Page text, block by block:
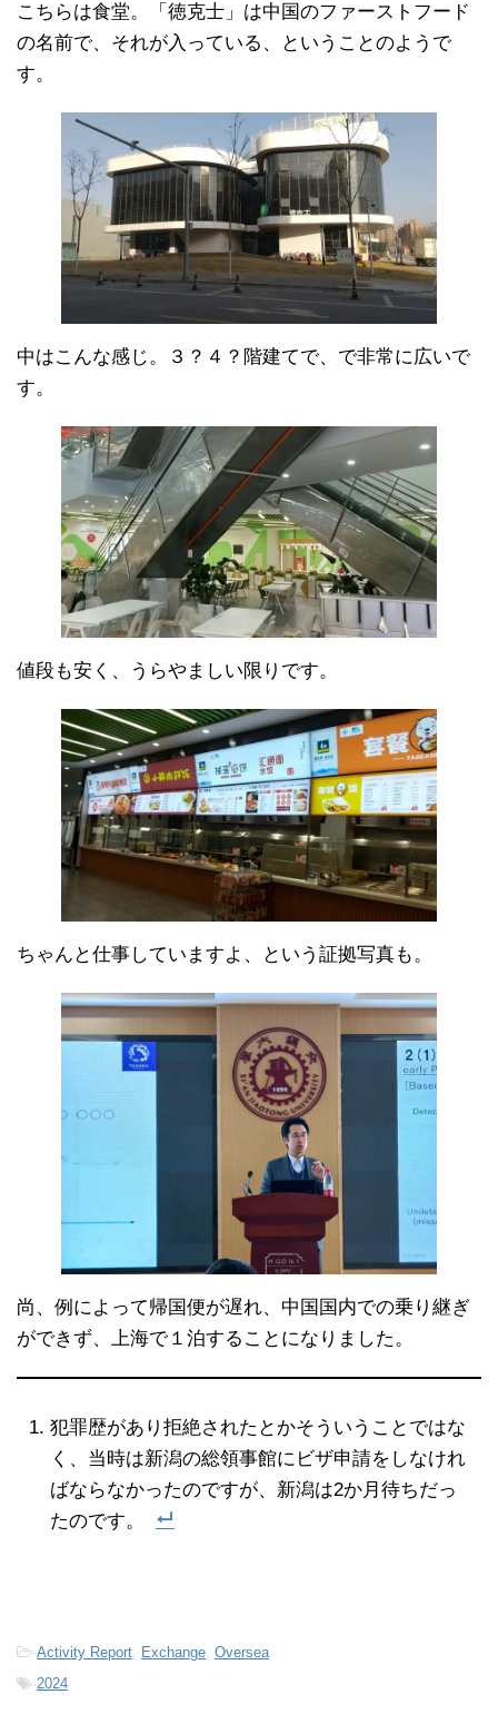
こちらは食堂。「徳克士」は中国のファーストフード
の名前で、それが入っている、ということのようで
す。
中はこんな感じ。３？４？階建てで、で非常に広いで
す。
値段も安く、うらやましい限りです。
ちゃんと仕事していますよ、という証拠写真も。
尚、例によって帰国便が遅れ、中国国内での乗り継ぎ
ができず、上海で１泊することになりました。
犯罪歴があり拒絶されたとかそういうことではな
く、当時は新潟の総領事館にビザ申請をしなけれ
ばならなかったのですが、新潟は2か月待ちだっ
たのです。
-Activity Report, Exchange, Oversea
-2024